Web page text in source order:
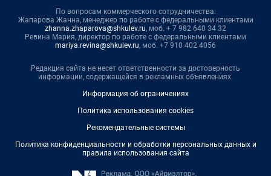
По вопросам коммерческого сотрудничества:
Жапарова Жанна, менеджер по работе с федеральными клиентами
zhanna.zhaparova@shkulev.ru, моб. + 7 982 640 34 32
Ревина Мария, директор по работе с федеральными клиентами
mariya.revina@shkulev.ru, моб. +7 910 402 4056
Редакция сайта не несет ответственности за достоверность
информации, содержащейся в рекламных объявлениях.
Информация об ограничениях
Политика использования cookies
Рекомендательные системы
Политика конфиденциальности и обработки персональных данных и
правила использования сайта